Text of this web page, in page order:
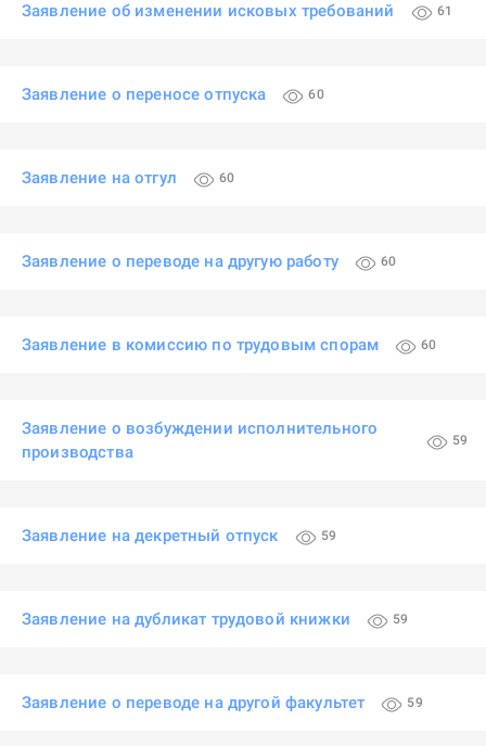
Заявление об изменении исковых требований 61
Заявление о переносе отпуска 60
Заявление на отгул 60
Заявление о переводе на другую работу 60
Заявление в комиссию по трудовым спорам 60
Заявление о возбуждении исполнительного
производства
59
Заявление на декретный отпуск 59
Заявление на дубликат трудовой книжки 59
Заявление о переводе на другой факультет 59